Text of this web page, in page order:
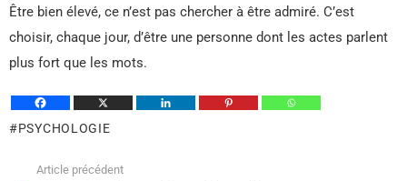
Être bien élevé, ce n’est pas chercher à être admiré. C’est
choisir, chaque jour, d’être une personne dont les actes parlent
plus fort que les mots.
PSYCHOLOGIE
Article précédent